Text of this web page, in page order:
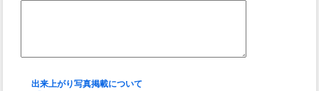
出来上がり写真掲載について